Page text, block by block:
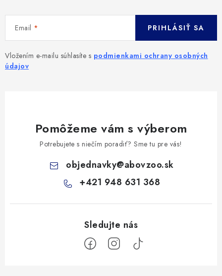
Email
Vložením e-mailu súhlasíte s podmienkami ochrany osobných
údajov
PRIHLÁSIŤ SA
Pomôžeme vám s výberom
Potrebujete s niečím poradiť? Sme tu pre vás!
objednavky@abovzoo.sk
+421 948 631 368